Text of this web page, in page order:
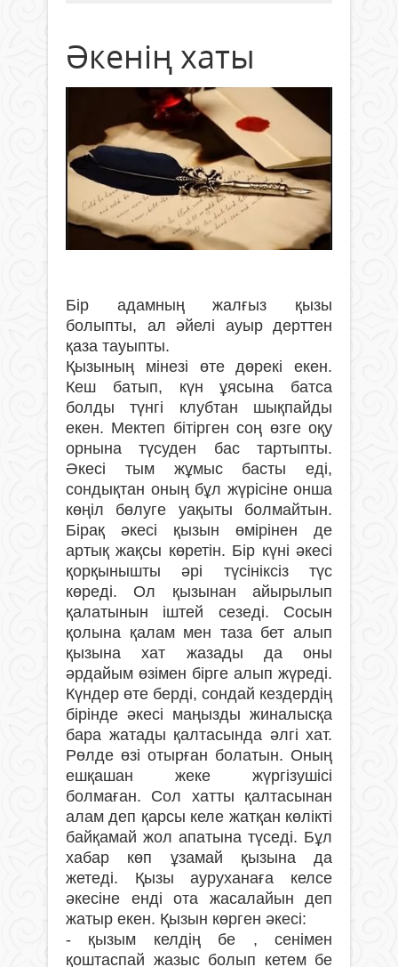
Әкенің хаты
Бір адамның жалғыз қызы
болыпты, ал əйелі ауыр дерттен
қаза тауыпты.
Қызының мінезі өте дөрекі екен.
Кеш батып, күн ұясына батса
болды түнгі клубтан шықпайды
екен. Мектеп бітірген соң өзге оқу
орнына түсуден бас тартыпты.
Əкесі тым жұмыс басты еді,
сондықтан оның бұл жүрісіне онша
көңіл бөлуге уақыты болмайтын.
Бірақ əкесі қызын өмірінен де
артық жақсы көретін. Бір күні əкесі
қорқынышты əрі түсініксіз түс
көреді. Ол қызынан айырылып
қалатынын іштей сезеді. Сосын
қолына қалам мен таза бет алып
қызына хат жазады да оны
əрдайым өзімен бірге алып жүреді.
Күндер өте берді, сондай кездердің
бірінде əкесі маңызды жиналысқа
бара жатады қалтасында əлгі хат.
Рөлде өзі отырған болатын. Оның
ешқашан жеке жүргізушісі
болмаған. Сол хатты қалтасынан
алам деп қарсы келе жатқан көлікті
байқамай жол апатына түседі. Бұл
хабар көп ұзамай қызына да
жетеді. Қызы ауруханаға келсе
əкесіне енді ота жасалайын деп
жатыр екен. Қызын көрген əкесі:
- қызым келдің бе , сенімен
қоштаспай жазыс болып кетем бе